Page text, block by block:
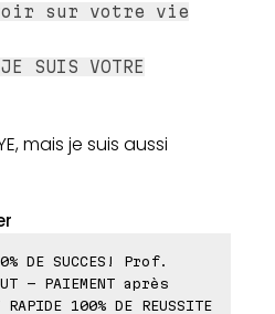
sur votre vie
SUIS VOTRE
mais je suis aussi
DE SUCCES! Prof.
- PAIEMENT après
RAPIDE 100% DE REUSSITE